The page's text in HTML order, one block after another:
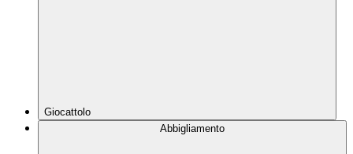
Giocattolo
Abbigliamento